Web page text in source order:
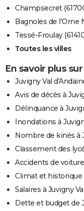
Champsecret
Bagnoles de l'Orne
Tessé-Froulay
Toutes les villes
En savoir plus
Juvigny Val
Avis de décès à
Délinquance à
Inondations à
Nombre de kinés à
Classement des
Accidents de
Climat et historique
Salaires à Juvigny
Dette et budget de